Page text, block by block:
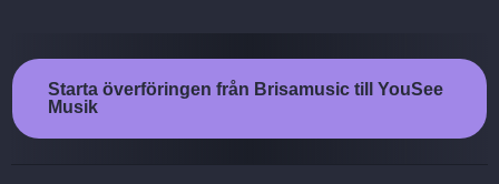
Starta överföringen från Brisamusic till YouSee
Musik